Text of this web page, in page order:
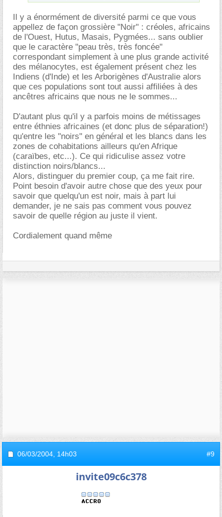
Il y a énormément de diversité parmi ce que vous
appellez de façon grossière "Noir" : créoles, africains
de l'Ouest, Hutus, Masais, Pygmées... sans oublier
que le caractère "peau très, très foncée"
correspondant simplement à une plus grande activité
des mélanocytes, est également présent chez les
Indiens (d'Inde) et les Arborigènes d'Australie alors
que ces populations sont tout aussi affiliées à des
ancêtres africains que nous ne le sommes...
D'autant plus qu'il y a parfois moins de métissages
entre éthnies africaines (et donc plus de séparation!)
qu'entre les "noirs" en général et les blancs dans les
zones de cohabitations ailleurs qu'en Afrique
(caraïbes, etc...). Ce qui ridiculise assez votre
distinction noirs/blancs...
Alors, distinguer du premier coup, ça me fait rire.
Point besoin d'avoir autre chose que des yeux pour
savoir que quelqu'un est noir, mais à part lui
demander, je ne sais pas comment vous pouvez
savoir de quelle région au juste il vient.
Cordialement quand même
06/03/2004, 14h03 #9
invite09c6c378